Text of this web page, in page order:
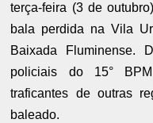
terça-feira (3 de
bala perdida na Vila
Baixada Fluminense.
policiais do 15°
traficantes de outras
baleado.